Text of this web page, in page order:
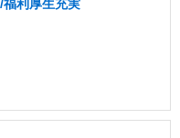
利厚生充実